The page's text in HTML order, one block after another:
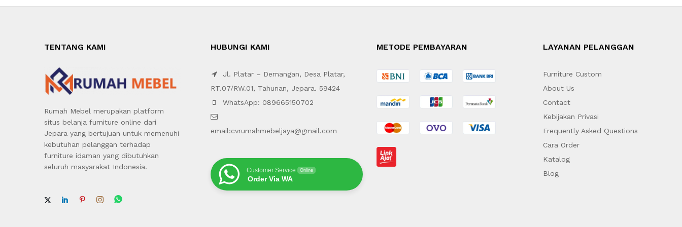
TENTANG KAMI
Rumah Mebel merupakan platform
situs belanja furniture online dari
Jepara yang bertujuan untuk memenuhi
kebutuhan pelanggan terhadap
furniture idaman yang dibutuhkan
seluruh masyarakat Indonesia.
HUBUNGI KAMI
Jl. Platar – Demangan, Desa Platar,
RT.07/RW.01, Tahunan, Jepara. 59424
WhatsApp: 089665150702
email:cvrumahmebeljaya@gmail.com
Customer Service Online
Order Via WA
METODE PEMBAYARAN LAYANAN PELANGGAN
Furniture Custom
About Us
Contact
Kebijakan Privasi
Frequently Asked Questions
Cara Order
Katalog
Blog